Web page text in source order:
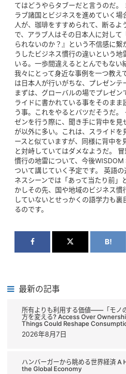
てはどうやらタブーだと言うのだ。
ラブ諸国とビジネスを進めていく
人が、珈琲をすすめられて、断るよ
で、アラブ人はその日本人に対して
られないのか？』という不信感に繋
うしたビジネス慣行の違いという地
いる。一歩間違えるととんでもない
我々にとって身近な事例を一つ教
は日本人が行いがちな、プレゼンテ
まずは、グローバルの場でプレゼン
ライドに書かれている事をそのまま
う事。これをやるとバツだそうだ。
ゼンを行う際に、聞き手に背中を見
が以外に多い。これは、スライドを
ースと似ていますが、同様に背中を
と対峙していてはダメなようだ。
慣行の地雷について、今後WISDOM
ついて講じていく予定です。 英語
ネスシーンでは「あって当たり前」
かしその先、国や地域のビジネス慣
していないとせっかくの語学力も裏
るのです。
B!
最新の記事
所有よりも利用する価値――「モノ
方を変える? Access Over
Things Could Reshape
2026年8月7日
ハンバーガーから眺める世界経済 A
the Global Economy